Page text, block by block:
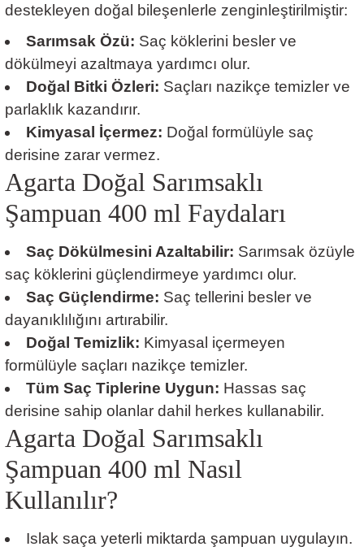
destekleyen doğal bileşenlerle zenginleştirilmiştir:
Sarımsak Özü: Saç köklerini besler ve
dökülmeyi azaltmaya yardımcı olur.
Doğal Bitki Özleri: Saçları nazikçe temizler ve
parlaklık kazandırır.
Kimyasal İçermez: Doğal formülüyle saç
derisine zarar vermez.
Agarta Doğal Sarımsaklı
Şampuan 400 ml Faydaları
Saç Dökülmesini Azaltabilir: Sarımsak özüyle
saç köklerini güçlendirmeye yardımcı olur.
Saç Güçlendirme: Saç tellerini besler ve
dayanıklılığını artırabilir.
Doğal Temizlik: Kimyasal içermeyen
formülüyle saçları nazikçe temizler.
Tüm Saç Tiplerine Uygun: Hassas saç
derisine sahip olanlar dahil herkes kullanabilir.
Agarta Doğal Sarımsaklı
Şampuan 400 ml Nasıl
Kullanılır?
Islak saça yeterli miktarda şampuan uygulayın.